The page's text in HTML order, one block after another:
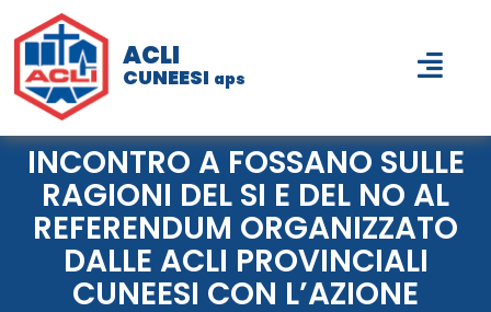
ACLI
CUNEESI aps
INCONTRO A FOSSANO SULLE
RAGIONI DEL SI E DEL NO AL
REFERENDUM ORGANIZZATO
DALLE ACLI PROVINCIALI
CUNEESI CON L’AZIONE